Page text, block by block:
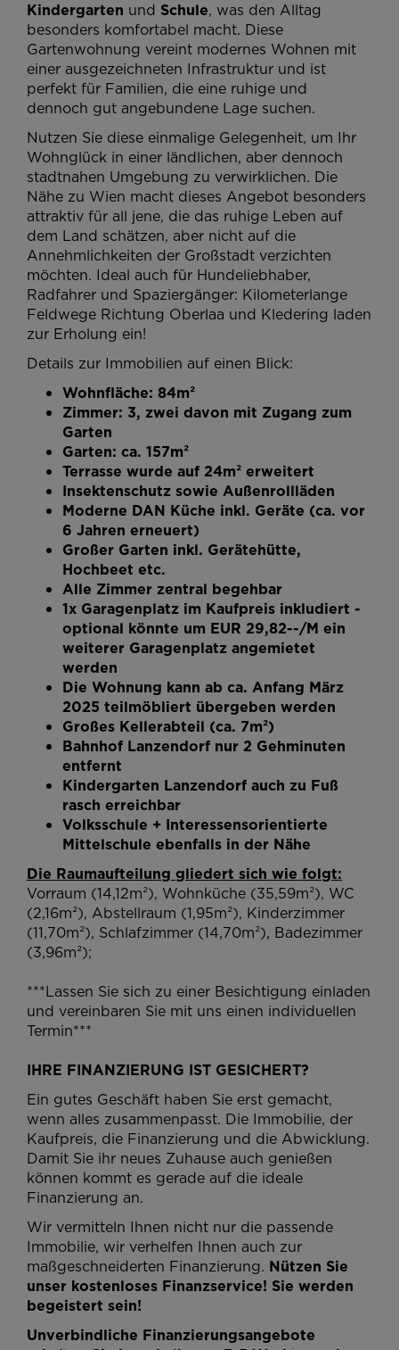
Kindergarten und Schule, was den Alltag
besonders komfortabel macht. Diese
Gartenwohnung vereint modernes Wohnen mit
einer ausgezeichneten Infrastruktur und ist
perfekt für Familien, die eine ruhige und
dennoch gut angebundene Lage suchen.
Nutzen Sie diese einmalige Gelegenheit, um Ihr
Wohnglück in einer ländlichen, aber dennoch
stadtnahen Umgebung zu verwirklichen. Die
Nähe zu Wien macht dieses Angebot besonders
attraktiv für all jene, die das ruhige Leben auf
dem Land schätzen, aber nicht auf die
Annehmlichkeiten der Großstadt verzichten
möchten. Ideal auch für Hundeliebhaber,
Radfahrer und Spaziergänger: Kilometerlange
Feldwege Richtung Oberlaa und Kledering laden
zur Erholung ein!
Details zur Immobilien auf einen Blick:
Wohnfläche: 84m²
Zimmer: 3, zwei davon mit Zugang zum
Garten
Garten: ca. 157m²
Terrasse wurde auf 24m² erweitert
Insektenschutz sowie Außenrollläden
Moderne DAN Küche inkl. Geräte (ca. vor
6 Jahren erneuert)
Großer Garten inkl. Gerätehütte,
Hochbeet etc.
Alle Zimmer zentral begehbar
1x Garagenplatz im Kaufpreis inkludiert -
optional könnte um EUR 29,82--/M ein
weiterer Garagenplatz angemietet
werden
Die Wohnung kann ab ca. Anfang März
2025 teilmöbliert übergeben werden
Großes Kellerabteil (ca. 7m²)
Bahnhof Lanzendorf nur 2 Gehminuten
entfernt
Kindergarten Lanzendorf auch zu Fuß
rasch erreichbar
Volksschule + Interessensorientierte
Mittelschule ebenfalls in der Nähe
Die Raumaufteilung gliedert sich wie folgt:
Vorraum (14,12m²), Wohnküche (35,59m²), WC
(2,16m²), Abstellraum (1,95m²), Kinderzimmer
(11,70m²), Schlafzimmer (14,70m²), Badezimmer
(3,96m²);
***Lassen Sie sich zu einer Besichtigung einladen
und vereinbaren Sie mit uns einen individuellen
Termin***
IHRE FINANZIERUNG IST GESICHERT?
Ein gutes Geschäft haben Sie erst gemacht,
wenn alles zusammenpasst. Die Immobilie, der
Kaufpreis, die Finanzierung und die Abwicklung.
Damit Sie ihr neues Zuhause auch genießen
können kommt es gerade auf die ideale
Finanzierung an.
Wir vermitteln Ihnen nicht nur die passende
Immobilie, wir verhelfen Ihnen auch zur
maßgeschneiderten Finanzierung. Nützen Sie
unser kostenloses Finanzservice! Sie werden
begeistert sein!
Unverbindliche Finanzierungsangebote